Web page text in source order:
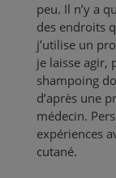
peu. Il n’y a
des endroits
j’utilise un
je laisse agir,
shampoing
d’après une
médecin.
expériences
cutané.